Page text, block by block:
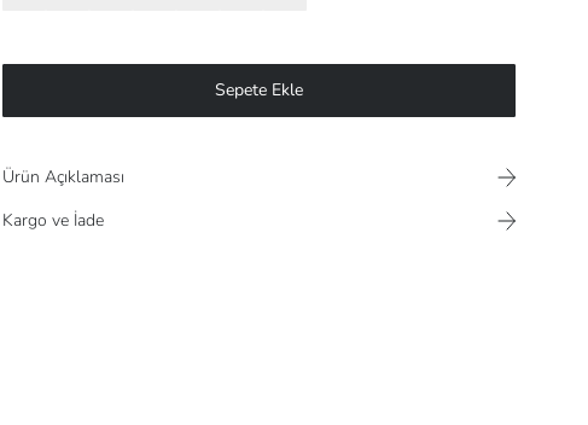
Sepete Ekle
Ürün Açıklaması
Kargo ve İade